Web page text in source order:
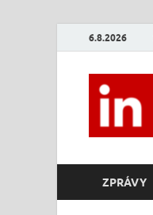
6.8.2026
ZPRÁVY